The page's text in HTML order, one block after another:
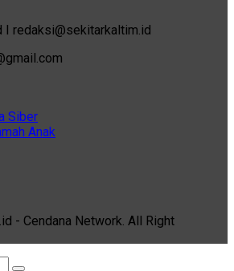
I redaksi@sekitarkaltim.id
Siber
Anak
- Cendana Network. All Right